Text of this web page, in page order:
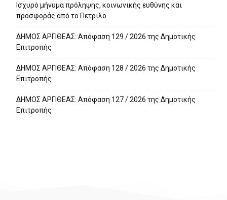
Ισχυρό μήνυμα πρόληψης, κοινωνικής ευθύνης και
προσφοράς από το Πετρίλο
ΔΗΜΟΣ ΑΡΓΙΘΕΑΣ: Απόφαση 129 / 2026 της Δημοτικής
Επιτροπής
ΔΗΜΟΣ ΑΡΓΙΘΕΑΣ: Απόφαση 128 / 2026 της Δημοτικής
Επιτροπής
ΔΗΜΟΣ ΑΡΓΙΘΕΑΣ: Απόφαση 127 / 2026 της Δημοτικής
Επιτροπής